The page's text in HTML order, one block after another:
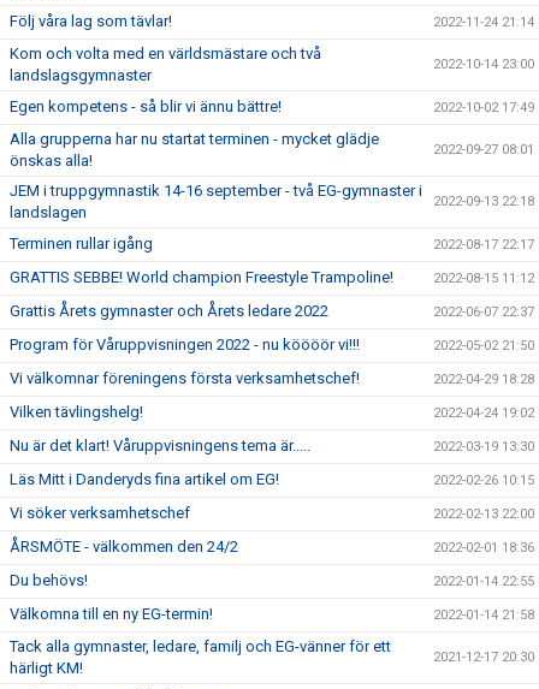
Följ våra lag som tävlar! 2022-11-24 21:14
Kom och volta med en världsmästare och två
landslagsgymnaster
2022-10-14 23:00
Egen kompetens - så blir vi ännu bättre! 2022-10-02 17:49
Alla grupperna har nu startat terminen - mycket glädje
önskas alla!
2022-09-27 08:01
JEM i truppgymnastik 14-16 september - två EG-gymnaster i
landslagen
2022-09-13 22:18
Terminen rullar igång 2022-08-17 22:17
GRATTIS SEBBE! World champion Freestyle Trampoline! 2022-08-15 11:12
Grattis Årets gymnaster och Årets ledare 2022 2022-06-07 22:37
Program för Våruppvisningen 2022 - nu köööör vi!!! 2022-05-02 21:50
Vi välkomnar föreningens första verksamhetschef! 2022-04-29 18:28
Vilken tävlingshelg! 2022-04-24 19:02
Nu är det klart! Våruppvisningens tema är..... 2022-03-19 13:30
Läs Mitt i Danderyds fina artikel om EG! 2022-02-26 10:15
Vi söker verksamhetschef 2022-02-13 22:00
ÅRSMÖTE - välkommen den 24/2 2022-02-01 18:36
Du behövs! 2022-01-14 22:55
Välkomna till en ny EG-termin! 2022-01-14 21:58
Tack alla gymnaster, ledare, familj och EG-vänner för ett
härligt KM!
2021-12-17 20:30